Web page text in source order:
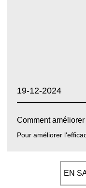
19-12-2024
Comment
EN